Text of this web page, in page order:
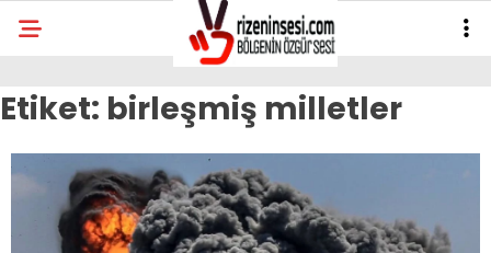
Etiket: birleşmiş milletler